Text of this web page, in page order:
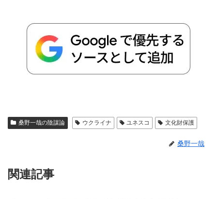
桑野一哉の陰謀論 ウクライナ ユネスコ 文化財保護
桑野一哉
関連記事